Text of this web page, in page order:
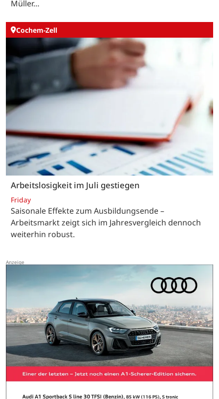
Müller…
Cochem-Zell
Arbeitslosigkeit im Juli gestiegen
Friday
Saisonale Effekte zum Ausbildungsende –
Arbeitsmarkt zeigt sich im Jahresvergleich dennoch
weiterhin robust.